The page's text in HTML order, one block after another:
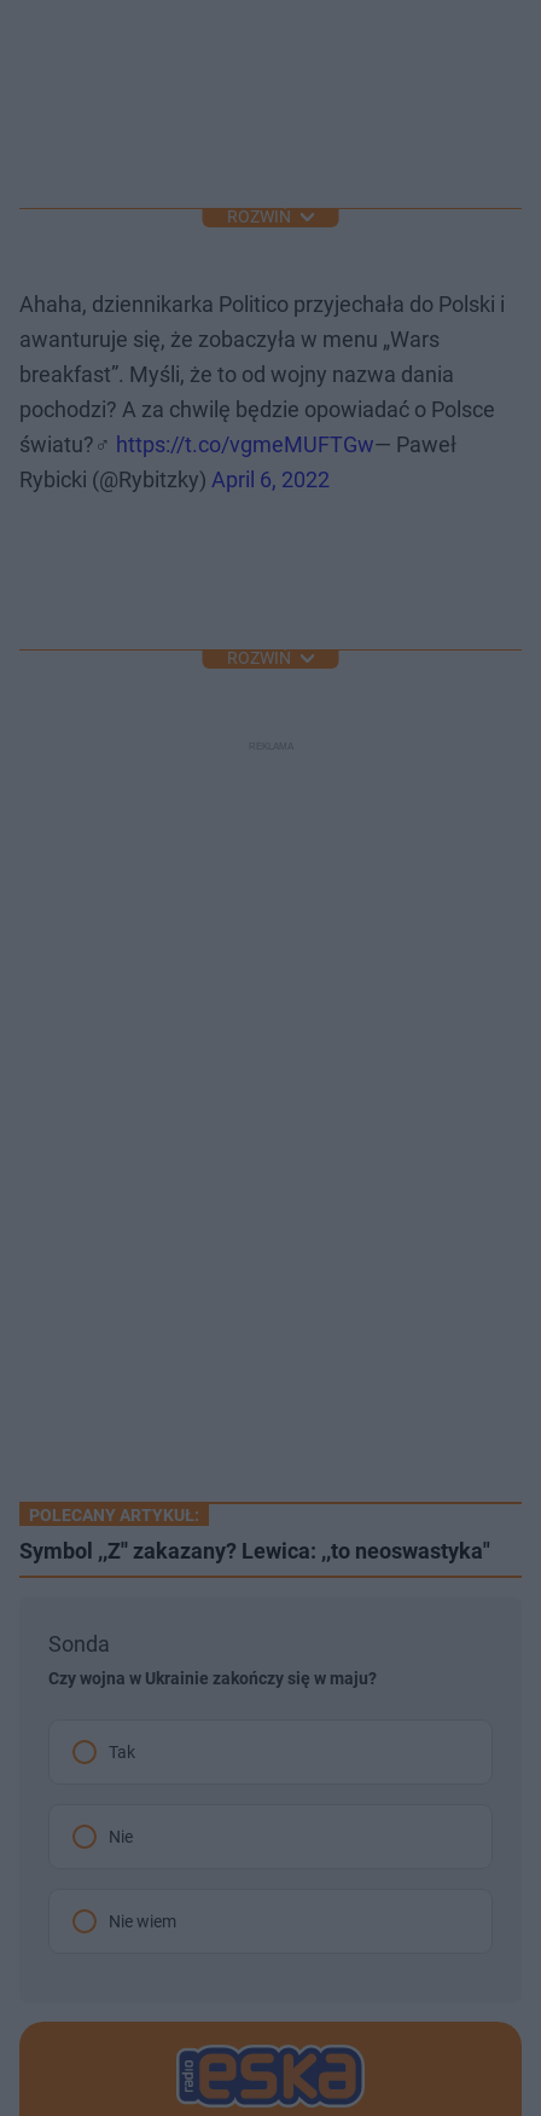
ROZWIŃ
Ahaha, dziennikarka Politico przyjechała do Polski i
awanturuje się, że zobaczyła w menu „Wars
breakfast”. Myśli, że to od wojny nazwa dania
pochodzi? A za chwilę będzie opowiadać o Polsce
światu?‍♂️ https://t.co/vgmeMUFTGw— Paweł
Rybicki (@Rybitzky) April 6, 2022
ROZWIŃ
POLECANY ARTYKUŁ:
Symbol ,,Z'' zakazany? Lewica: ,,to neoswastyka"
Sonda
Czy wojna w Ukrainie zakończy się w maju?
Tak
Nie
Nie wiem